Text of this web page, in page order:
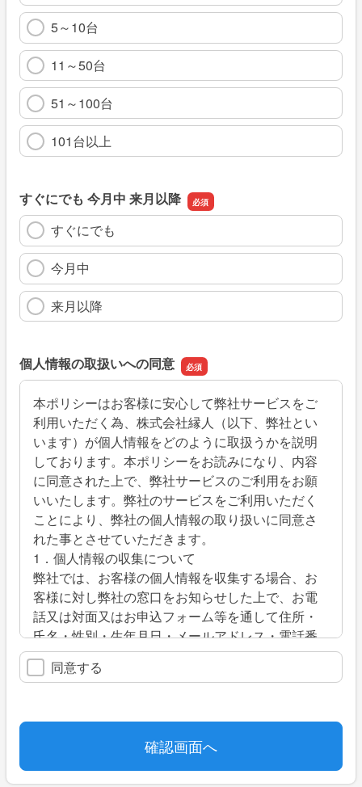
5～10台
11～50台
51～100台
101台以上
すぐにでも 今月中 来月以降
すぐにでも
今月中
来月以降
個人情報の取扱いへの同意
本ポリシーはお客様に安心して弊社サービスをご
利用いただく為、株式会社縁人（以下、弊社とい
います）が個人情報をどのように取扱うかを説明
しております。本ポリシーをお読みになり、内容
に同意された上で、弊社サービスのご利用をお願
いいたします。弊社のサービスをご利用いただく
ことにより、弊社の個人情報の取り扱いに同意さ
れた事とさせていただきます。
1．個人情報の収集について
弊社では、お客様の個人情報を収集する場合、お
客様に対し弊社の窓口をお知らせした上で、お電
話又は対面又はお申込フォーム等を通して住所・
氏名・性別・生年月日・メールアドレス・電話番
号等の情報を収集いたします。
2．個人情報の利用について
し、弊社は、利用目的の達成に必要な限度で、お
客様の個人情報の取り扱いの一部を外部に委託す
同意する